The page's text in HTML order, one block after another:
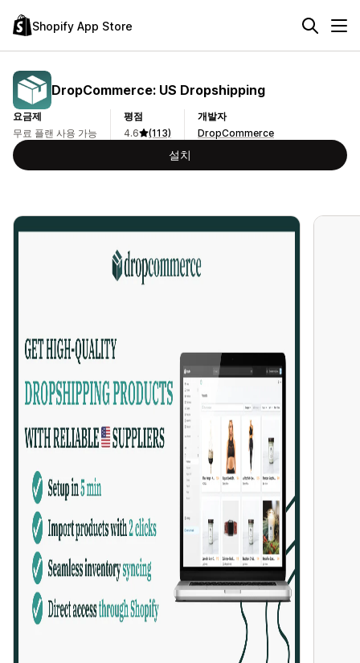
Shopify App Store
DropCommerce: US Dropshipping
요금제
무료 플랜 사용 가능
평점
4.6
(113)
개발자
DropCommerce
설치